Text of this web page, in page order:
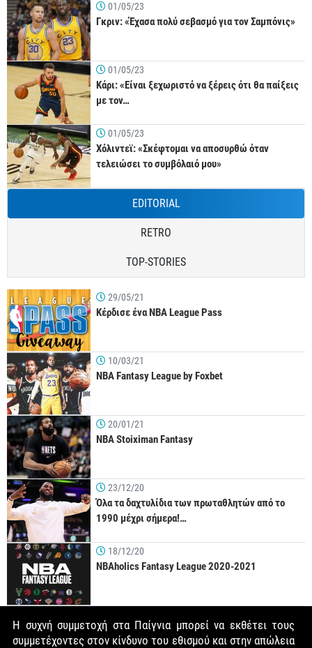
01/05/23
Γκριν: «Έχασα πολύ σεβασμό για τον Σαμπόνις»
01/05/23
Κάρι: «Είναι ξεχωριστό να ξέρεις ότι θα παίξεις
με τον…
01/05/23
Χόλιντεϊ: «Σκέφτομαι να αποσυρθώ όταν
τελειώσει το συμβόλαιό μου»
EDITORIAL
RETRO
TOP-STORIES
29/05/21
Κέρδισε ένα NBA League Pass
10/03/21
NBA Fantasy League by Foxbet
20/01/21
NBA Stoiximan Fantasy
23/12/20
Όλα τα δαχτυλίδια των πρωταθλητών από το
1990 μέχρι σήμερα!…
18/12/20
NBAholics Fantasy League 2020-2021
Η συχνή συμμετοχή στα Παίγνια μπορεί να εκθέτει τους
συμμετέχοντες στον κίνδυνο του εθισμού και στην απώλεια